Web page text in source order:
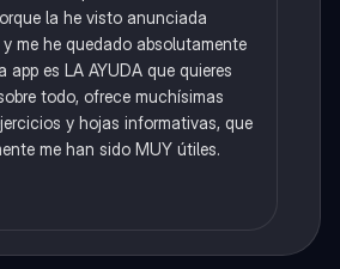
la he visto anunciada
me he quedado absolutamente
app es LA AYUDA que quieres
todo, ofrece muchísimas
y hojas informativas, que
me han sido MUY útiles.